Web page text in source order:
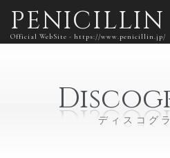
PENICILLIN
Official WebSite - https://www.penicillin.jp/
ディスコグ